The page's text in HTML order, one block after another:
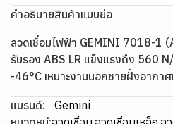
คำอธิบายสินค้าแบบย่อ
ลวดเชื่อมไฟฟ้า GEMINI 7018-1
รับรอง ABS LR แข็งแรงดึง 560
-46°C เหมาะงานนอกชายฝั่งอากาศ
แบรนด์:
Gemini